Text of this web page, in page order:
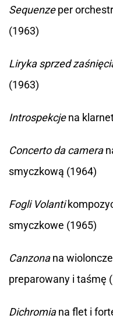
Sequenzeper
(1963)
Liryka sprzed
(1963)
Introspekcjena
Concerto da camera
smyczkową (1964)
Fogli Volanti
smyczkowe (1965)
Canzonana
preparowany i taśmę
Dichromiana flet i